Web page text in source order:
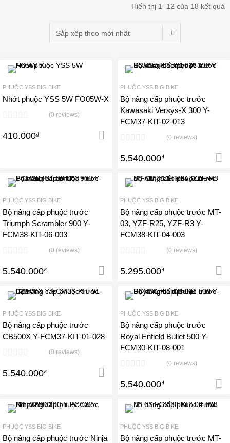
Hiển thị 1–12 của 18 kết quả
Add to Compare
PHUỘC YSS BIG BIKE
Nhớt phuộc YSS 5W FO05W-X
(0 reviews)
410.000₫ Thêm vào giỏ hàng
PHUỘC YSS BIG BIKE
Bộ nâng cấp phuộc trước
Kawasaki Versys-X 300 Y-
FCM37-KIT-02-013
(0 reviews)
5.540.000₫
Add to Compare
PHUỘC YSS BIG BIKE
Bộ nâng cấp phuộc trước
Triumph Scrambler 900 Y-
FCM38-KIT-06-003
(0 reviews)
5.540.000₫ Thêm vào giỏ hàng
Add
PHUỘC YSS BIG BIKE
Bộ nâng cấp phuộc trước MT-
03, YZF-R25, YZF-R3 Y-
FCM38-KIT-04-003
(0 reviews)
5.295.000₫
Add to Compare
PHUỘC YSS BIG BIKE
Bộ nâng cấp phuộc trước
CB500X Y-FCM37-KIT-01-028
(0 reviews)
5.540.000₫
PHUỘC YSS BIG BIKE
Bộ nâng cấp phuộc trước
Royal Enfield Bullet 500 Y-
FCM30-KIT-08-001
(0 reviews)
5.540.000₫
Add to Compare
PHUỘC YSS BIG BIKE
Bộ nâng cấp phuộc trước Ninja
Add
PHUỘC YSS BIG BIKE
Bộ nâng cấp phuộc trước MT-